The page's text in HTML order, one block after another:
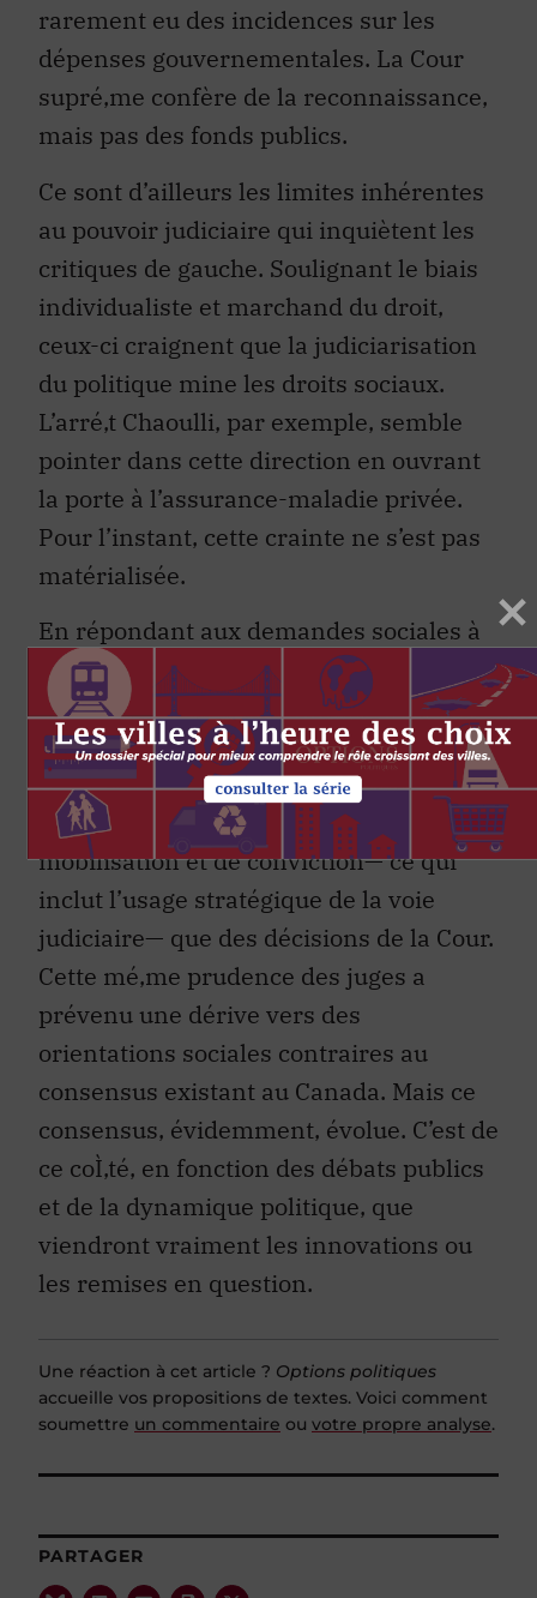
rarement eu des incidences sur les
dépenses gouvernementales. La Cour
supré‚me confère de la reconnaissance,
mais pas des fonds publics.
Ce sont d’ailleurs les limites inhérentes
au pouvoir judiciaire qui inquiètent les
critiques de gauche. Soulignant le biais
individualiste et marchand du droit,
ceux-ci craignent que la judiciarisation
du politique mine les droits sociaux.
L’arré‚t Chaoulli, par exemple, semble
pointer dans cette direction en ouvrant
la porte à l’assurance-maladie privée.
Pour l’instant, cette crainte ne s’est pas
matérialisée.
En répondant aux demandes sociales à
la lumière des valeurs dominantes, la
Cour supré‚me est demeurée très
modérément activiste. Les minorités ont
fait des gains, mais ceuxci relèvent au
moins autant de leurs efforts de
mobilisation et de conviction— ce qui
inclut l’usage stratégique de la voie
judiciaire— que des décisions de la Cour.
Cette mé‚me prudence des juges a
prévenu une dérive vers des
orientations sociales contraires au
consensus existant au Canada. Mais ce
consensus, évidemment, évolue. C’est de
ce coÌ‚té, en fonction des débats publics
et de la dynamique politique, que
viendront vraiment les innovations ou
les remises en question.
Une réaction à cet article ? Options politiques
accueille vos propositions de textes. Voici comment
soumettre un commentaire ou votre propre analyse.
PARTAGER